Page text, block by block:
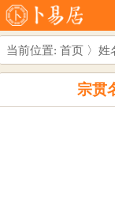
当前位置: 首页 〉 姓
宗贯